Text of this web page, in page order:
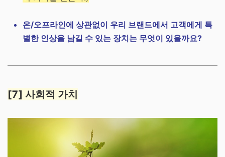
온/오프라인에 상관없이 우리 브랜드에서 고객에게 특
별한 인상을 남길 수 있는 장치는 무엇이 있을까요?
[7] 사회적 가치